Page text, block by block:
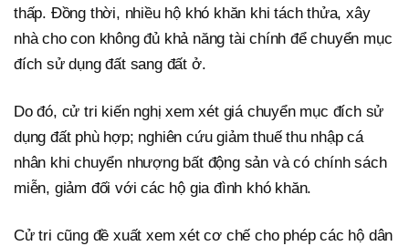
thấp. Đồng thời, nhiều hộ khó khăn khi tách thửa, xây
nhà cho con không đủ khả năng tài chính để chuyển mục
đích sử dụng đất sang đất ở.
Do đó, cử tri kiến nghị xem xét giá chuyển mục đích sử
dụng đất phù hợp; nghiên cứu giảm thuế thu nhập cá
nhân khi chuyển nhượng bất động sản và có chính sách
miễn, giảm đối với các hộ gia đình khó khăn.
Cử tri cũng đề xuất xem xét cơ chế cho phép các hộ dân